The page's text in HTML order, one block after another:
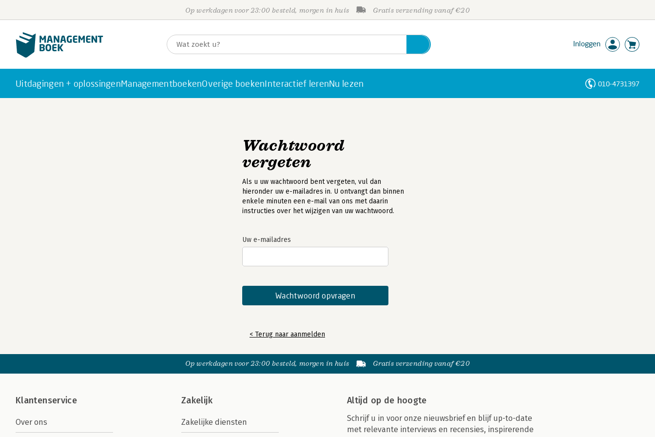
Op werkdagen voor 23:00 besteld, morgen in huis Gratis verzending vanaf €20
Inloggen
Uitdagingen + oplossingenManagementboekenOverige boekenInteractief lerenNu lezen 010-4731397
Wachtwoord
vergeten
Als u uw wachtwoord bent vergeten, vul dan
hieronder uw e-mailadres in. U ontvangt dan binnen
enkele minuten een e-mail van ons met daarin
instructies over het wijzigen van uw wachtwoord.
Uw e-mailadres
< Terug naar aanmelden
Op werkdagen voor 23:00 besteld, morgen in huis Gratis verzending vanaf €20
Klantenservice
Over ons
Zakelijk
Zakelijke diensten
Altijd op de hoogte
Schrijf u in voor onze nieuwsbrief en blijf up-to-date
met relevante interviews en recensies, inspirerende
Personen